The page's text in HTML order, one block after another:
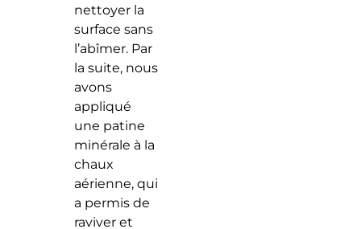
nettoyer la
surface sans
l’abîmer. Par
la suite, nous
avons
appliqué
une patine
minérale à la
chaux
aérienne, qui
a permis de
raviver et